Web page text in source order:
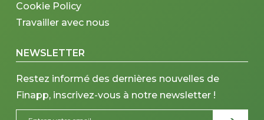
Cookie Policy
Travailler avec nous
NEWSLETTER
Restez informé des dernières nouvelles de
Finapp, inscrivez-vous à notre newsletter !